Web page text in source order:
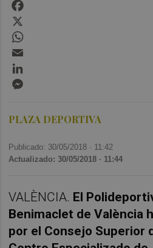
PLAZA DEPORTIVA
Publicado: 30/05/2018 · 11:42
Actualizado: 30/05/2018 · 11:44
VALÈNCIA. El
Benimaclet de València
por el Consejo Superior